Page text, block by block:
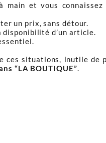
main et vous connaissez
un prix, sans détour.
d’un article.
ces situations, inutile de
“LA BOUTIQUE”.